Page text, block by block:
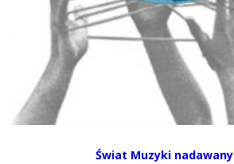
Świat Muzyki